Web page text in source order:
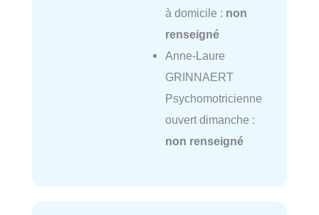
à domicile : non
renseigné
Anne-Laure
GRINNAERT
Psychomotricienne
ouvert dimanche :
non renseigné